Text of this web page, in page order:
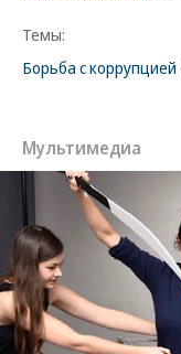
Темы:
Борьба с коррупцией
Мультимедиа